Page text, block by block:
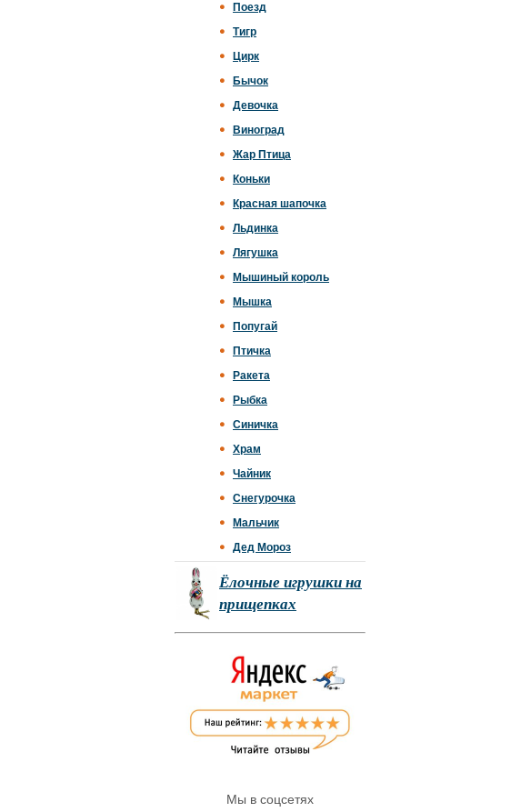
Поезд
Тигр
Цирк
Бычок
Девочка
Виноград
Жар Птица
Коньки
Красная шапочка
Льдинка
Лягушка
Мышиный король
Мышка
Попугай
Птичка
Ракета
Рыбка
Синичка
Храм
Чайник
Снегурочка
Мальчик
Дед Мороз
Ёлочные игрушки на
прищепках
Мы в соцсетях